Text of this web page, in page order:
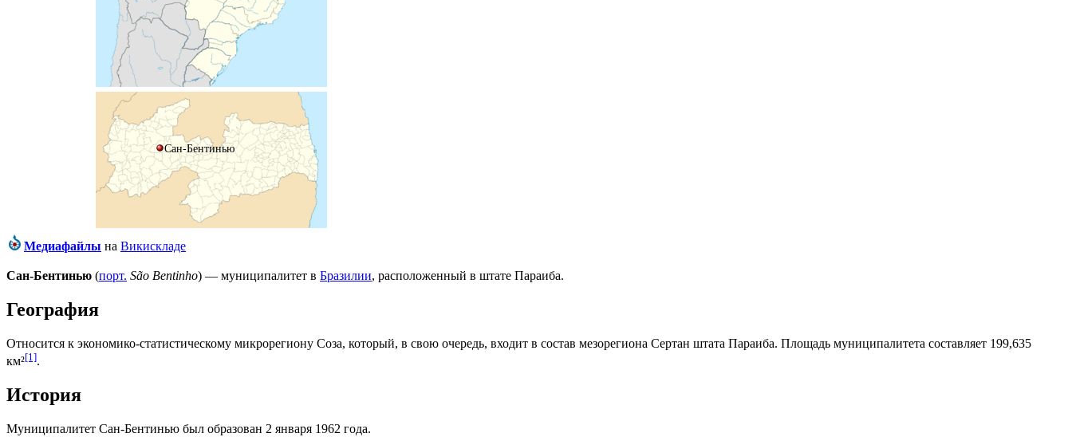
Сан-Бентинью
Медиафайлы на Викискладе
Сан-Бентинью (порт. São Bentinho) — муниципалитет в Бразилии, расположенный в штате Параиба.
География
Относится к экономико-статистическому микрорегиону Соза, который, в свою очередь, входит в состав мезорегиона Сертан штата Параиба. Площадь муниципалитета составляет 199,635
км²[1].
История
Муниципалитет Сан-Бентинью был образован 2 января 1962 года.